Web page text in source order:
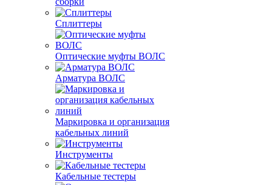
Сплиттеры
Оптические муфты ВОЛС
Арматура ВОЛС
Маркировка и организация
кабельных линий
Инструменты
Кабельные тестеры